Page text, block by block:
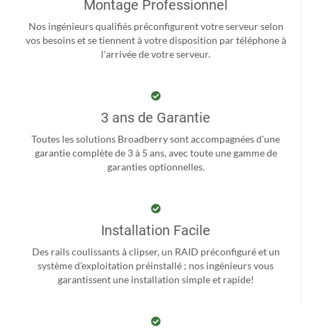
Montage Professionnel
Nos ingénieurs qualifiés préconfigurent votre serveur selon
vos besoins et se tiennent à votre disposition par téléphone à
l'arrivée de votre serveur.
3 ans de Garantie
Toutes les solutions Broadberry sont accompagnées d'une
garantie complète de 3 à 5 ans, avec toute une gamme de
garanties optionnelles.
Installation Facile
Des rails coulissants à clipser, un RAID préconfiguré et un
système d'exploitation préinstallé ; nos ingénieurs vous
garantissent une installation simple et rapide!